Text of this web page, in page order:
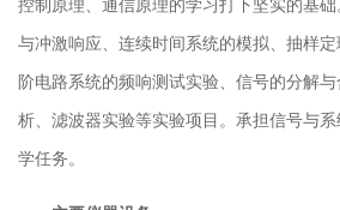
控制原理、通信原理的学习打下坚实的基
与冲激响应、连续时间系统的模拟、抽样
阶电路系统的频响测试实验、信号的分解
析、滤波器实验等实验项目。承担信号与
学任务。